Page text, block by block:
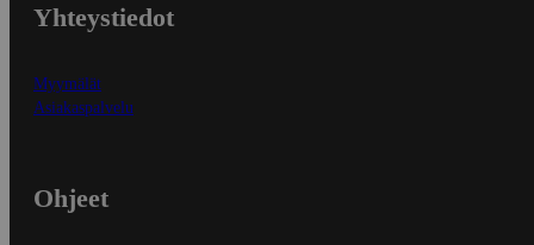
Yhteystiedot
Myymälät
Asiakaspalvelu
Ohjeet